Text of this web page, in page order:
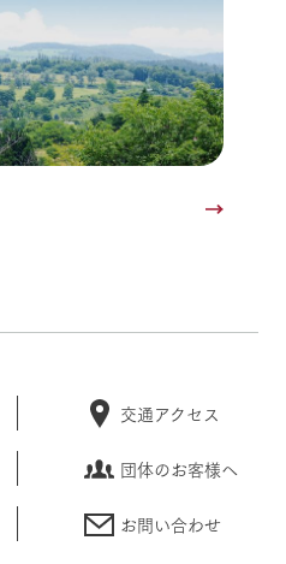
交通アクセス
団体のお客様へ
お問い合わせ